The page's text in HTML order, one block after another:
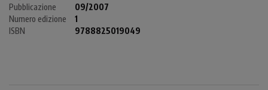
Pubblicazione
09/2007
Numero edizione
1
ISBN
9788825019049